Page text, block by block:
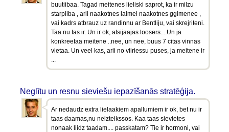
buutiibaa. Tagad meitenes lieliski saprot, ka ir milzu
starpiiba , arii naakotnes laimei naakotnes ggimenee ,
vai kadrs atbrauz uz randinnu ar Bentliju, vai skrejriteni.
Taa nu tas ir. Un ir ok, atsijaajas loosers....Un ja
konkreetaa meitene ..nee, un nee, buus 7 citas vinnas
vietaa. Un veel kas, arii no viiriessu puses, ja meitene ir
...
Neglītu un resnu sieviešu iepazīšanās stratēģija.
Ar nedaudz extra lielaakiem apallumiem ir ok, bet nu ir
taas daamas,nu neizteikssos. Kaa taas sievietes
nonaak liidz taadam.... passkatam? Tie ir hormoni, vai